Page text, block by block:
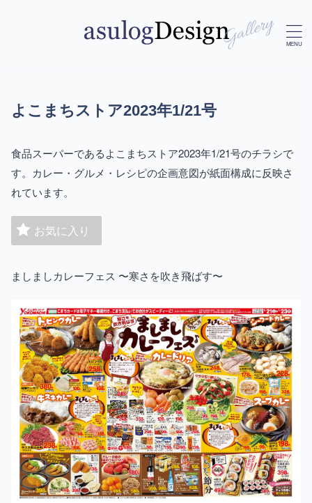
よこまちストア2023年1/21号
食品スーパーであるよこまちストア2023年1/21号のチラシで
す。カレー・グルメ・レシピの企画意図が紙面構成に反映さ
れています。
お気に入り
ましましカレーフェス 〜寒さを吹き飛ばす〜